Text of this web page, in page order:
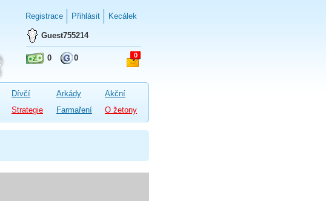
Registrace Přihlásit Kecálek
Guest755214
0 0 0
Dívčí Arkády
Akční
Strategie Farmaření O žetony